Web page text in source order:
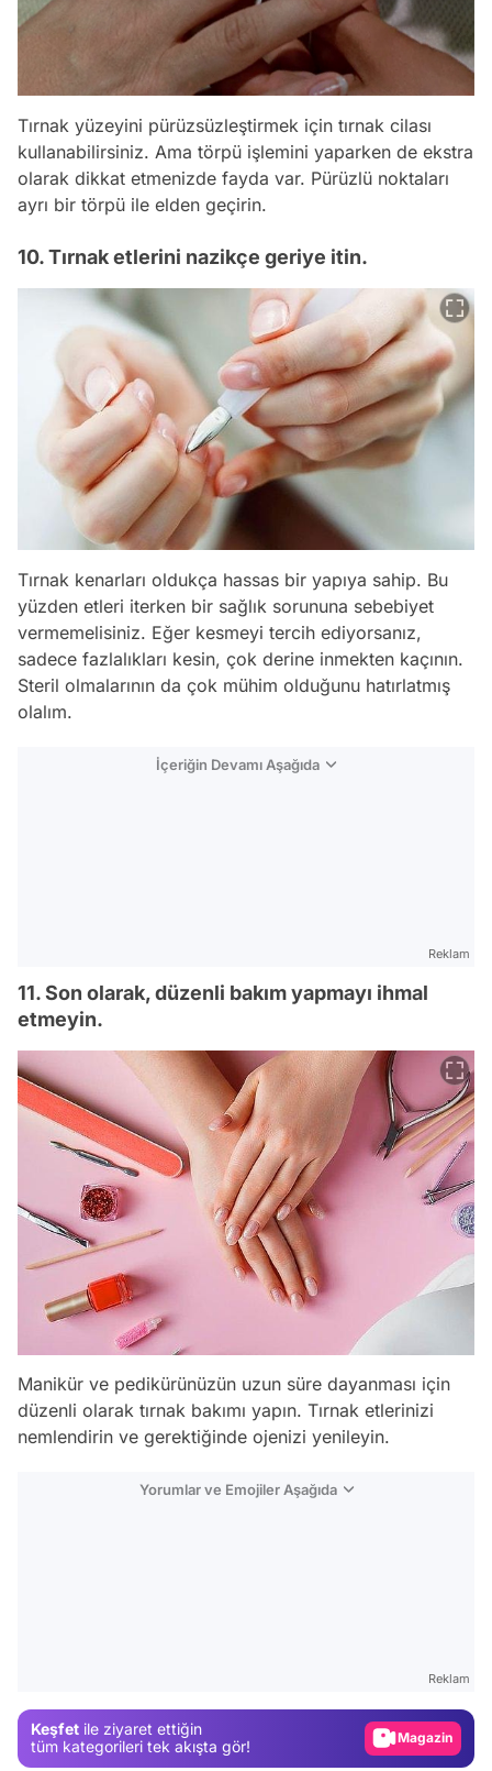
Tırnak yüzeyini pürüzsüzleştirmek için tırnak cilası
kullanabilirsiniz. Ama törpü işlemini yaparken de ekstra
olarak dikkat etmenizde fayda var. Pürüzlü noktaları
ayrı bir törpü ile elden geçirin.
10. Tırnak etlerini nazikçe geriye itin.
Tırnak kenarları oldukça hassas bir yapıya sahip. Bu
yüzden etleri iterken bir sağlık sorununa sebebiyet
vermemelisiniz. Eğer kesmeyi tercih ediyorsanız,
sadece fazlalıkları kesin, çok derine inmekten kaçının.
Steril olmalarının da çok mühim olduğunu hatırlatmış
olalım.
İçeriğin Devamı Aşağıda
Reklam
11. Son olarak, düzenli bakım yapmayı ihmal
etmeyin.
Manikür ve pedikürünüzün uzun süre dayanması için
düzenli olarak tırnak bakımı yapın. Tırnak etlerinizi
nemlendirin ve gerektiğinde ojenizi yenileyin.
Yorumlar ve Emojiler Aşağıda
Reklam
Keşfet ile ziyaret ettiğin
tüm kategorileri tek akışta gör!
Video